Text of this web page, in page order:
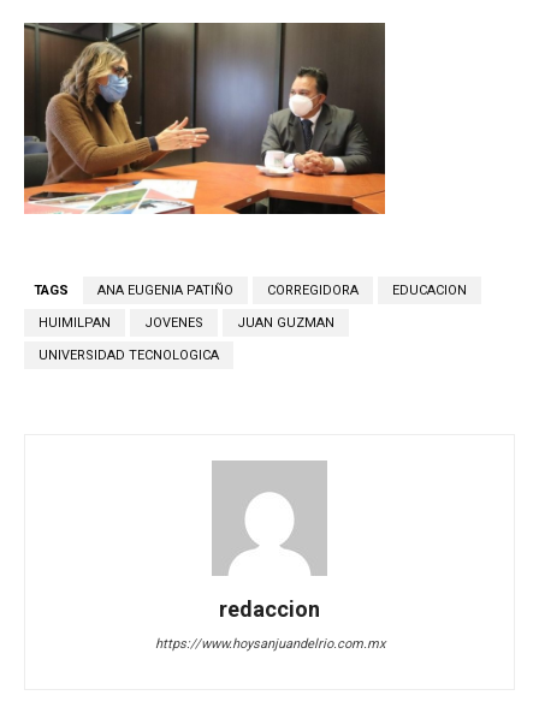
TAGS ANA EUGENIA PATIÑO CORREGIDORA EDUCACION
HUIMILPAN JOVENES JUAN GUZMAN
UNIVERSIDAD TECNOLOGICA
redaccion
https://www.hoysanjuandelrio.com.mx